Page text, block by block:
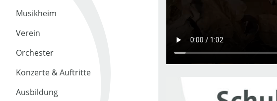
Musikheim
Verein
Orchester
Konzerte & Auftritte
Ausbildung